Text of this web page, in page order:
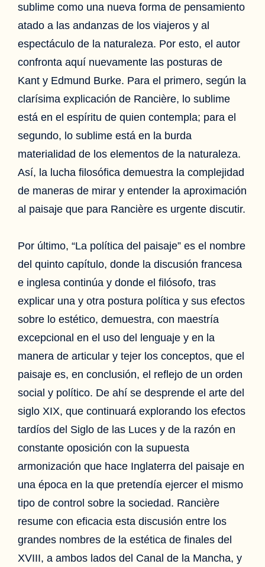
sublime como una nueva forma de pensamiento
atado a las andanzas de los viajeros y al
espectáculo de la naturaleza. Por esto, el autor
confronta aquí nuevamente las posturas de
Kant y Edmund Burke. Para el primero, según la
clarísima explicación de Rancière, lo sublime
está en el espíritu de quien contempla; para el
segundo, lo sublime está en la burda
materialidad de los elementos de la naturaleza.
Así, la lucha filosófica demuestra la complejidad
de maneras de mirar y entender la aproximación
al paisaje que para Rancière es urgente discutir.
Por último, “La política del paisaje” es el nombre
del quinto capítulo, donde la discusión francesa
e inglesa continúa y donde el filósofo, tras
explicar una y otra postura política y sus efectos
sobre lo estético, demuestra, con maestría
excepcional en el uso del lenguaje y en la
manera de articular y tejer los conceptos, que el
paisaje es, en conclusión, el reflejo de un orden
social y político. De ahí se desprende el arte del
siglo XIX, que continuará explorando los efectos
tardíos del Siglo de las Luces y de la razón en
constante oposición con la supuesta
armonización que hace Inglaterra del paisaje en
una época en la que pretendía ejercer el mismo
tipo de control sobre la sociedad. Rancière
resume con eficacia esta discusión entre los
grandes nombres de la estética de finales del
XVIII, a ambos lados del Canal de la Mancha, y